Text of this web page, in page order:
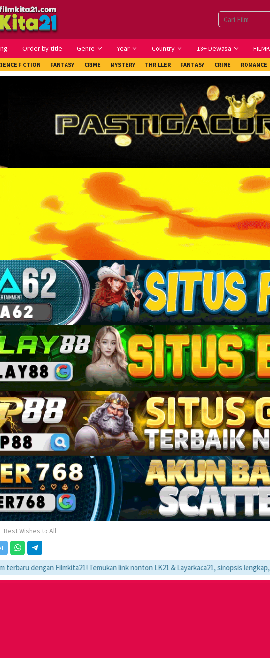
Order by title Genre Year Country 18+ Dewasa
FICTION FANTASY CRIME MYSTERY THRILLER FANTASY CRIME ROMANCE
Best Wishes to All
Filmkita21! Temukan link nonton LK21 & Layarkaca21, sinopsis lengkap, dan alur